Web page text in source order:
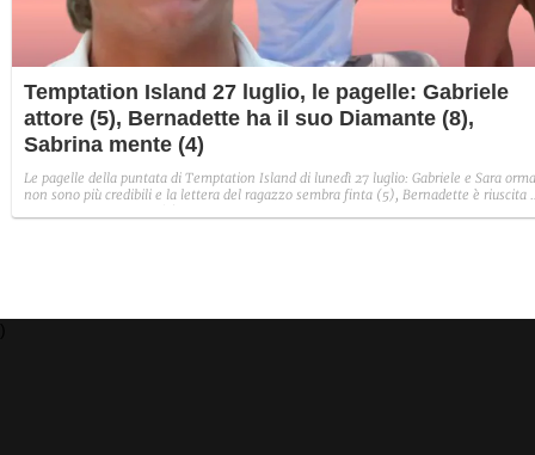
Temptation Island 27 luglio, le pagelle: Gabriele
attore (5), Bernadette ha il suo Diamante (8),
Sabrina mente (4)
Le pagelle della puntata di Temptation Island di lunedì 27 luglio: Gabriele e Sara
non sono più credibili e la lettera del ragazzo sembra finta (5), Bernadette è riuscita